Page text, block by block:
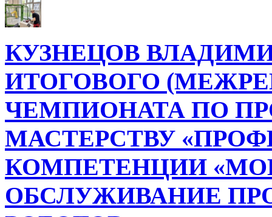
КУЗНЕЦОВ
ИТОГОВОГО
ЧЕМПИОНАТА ПО
МАСТЕРСТВУ
КОМПЕТЕНЦИИ
ОБСЛУЖИВАНИЕ